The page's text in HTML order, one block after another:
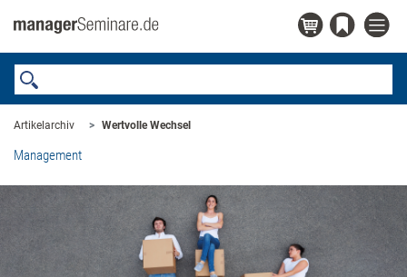
Artikelarchiv Wertvolle Wechsel
Management